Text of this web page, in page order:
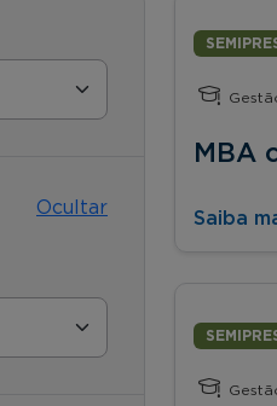
Ocultar
MBA
Saiba